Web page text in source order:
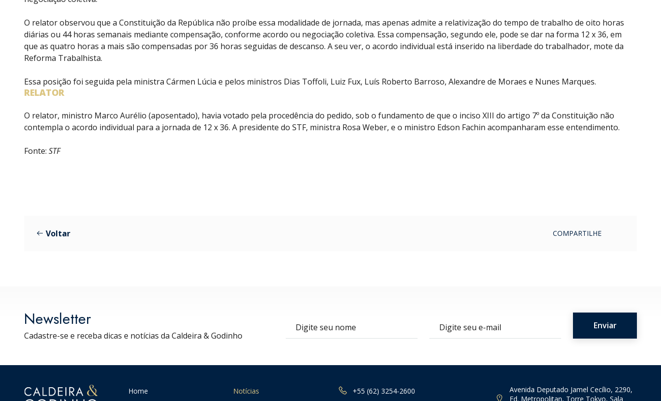
O relator observou que a Constituição da República não proíbe essa modalidade de jornada, mas apenas admite a relativização do tempo de trabalho de oito horas
diárias ou 44 horas semanais mediante compensação, conforme acordo ou negociação coletiva. Essa compensação, segundo ele, pode se dar na forma 12 x 36, em
que as quatro horas a mais são compensadas por 36 horas seguidas de descanso. A seu ver, o acordo individual está inserido na liberdade do trabalhador, mote da
Reforma Trabalhista.
Essa posição foi seguida pela ministra Cármen Lúcia e pelos ministros Dias Toffoli, Luiz Fux, Luís Roberto Barroso, Alexandre de Moraes e Nunes Marques.
RELATOR
O relator, ministro Marco Aurélio (aposentado), havia votado pela procedência do pedido, sob o fundamento de que o inciso XIII do artigo 7º da Constituição não
contempla o acordo individual para a jornada de 12 x 36. A presidente do STF, ministra Rosa Weber, e o ministro Edson Fachin acompanharam esse entendimento.
Fonte: STF
COMPARTILHE
Voltar
Newsletter
Cadastre-se e receba dicas e notícias da Caldeira & Godinho
Home Notícias +55 (62) 3254-2600
Avenida Deputado Jamel Cecílio, 2290,
Ed. Metropolitan, Torre Tokyo, Sala